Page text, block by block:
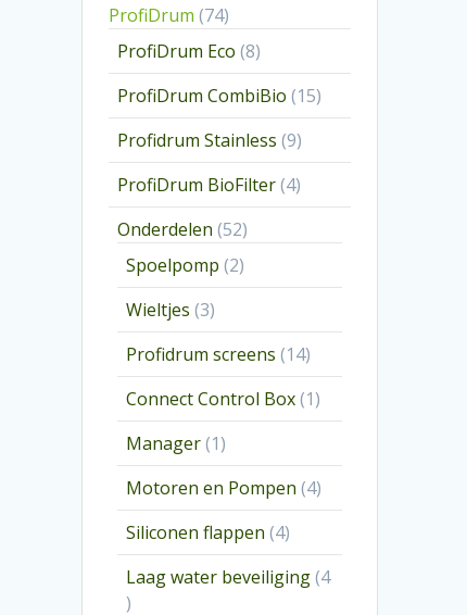
ProfiDrum 7474
producten
ProfiDrum Eco 88
producten
ProfiDrum CombiBio 1515
producten
Profidrum Stainless 99
producten
ProfiDrum BioFilter 44
producten
Onderdelen 5252
producten
Spoelpomp 22
producten
Wieltjes 33
producten
Profidrum screens 1414
producten
Connect Control Box 11
product
Manager 11
product
Motoren en Pompen 44
producten
Siliconen flappen 44
producten
Laag water beveiliging 4
4